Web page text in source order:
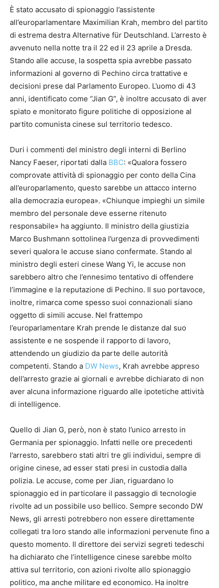
È stato accusato di spionaggio l’assistente
all’europarlamentare Maximilian Krah, membro del partito
di estrema destra Alternative für Deutschland. L’arresto è
avvenuto nella notte tra il 22 ed il 23 aprile a Dresda.
Stando alle accuse, la sospetta spia avrebbe passato
informazioni al governo di Pechino circa trattative e
decisioni prese dal Parlamento Europeo. L’uomo di 43
anni, identificato come “Jian G”, è inoltre accusato di aver
spiato e monitorato figure politiche di opposizione al
partito comunista cinese sul territorio tedesco.
Duri i commenti del ministro degli interni di Berlino
Nancy Faeser, riportati dalla BBC: «Qualora fossero
comprovate attività di spionaggio per conto della Cina
all’europarlamento, questo sarebbe un attacco interno
alla democrazia europea». «Chiunque impieghi un simile
membro del personale deve esserne ritenuto
responsabile» ha aggiunto. Il ministro della giustizia
Marco Bushmann sottolinea l’urgenza di provvedimenti
severi qualora le accuse siano confermate. Stando al
ministro degli esteri cinese Wang Yi, le accuse non
sarebbero altro che l’ennesimo tentativo di offendere
l’immagine e la reputazione di Pechino. Il suo portavoce,
inoltre, rimarca come spesso suoi connazionali siano
oggetto di simili accuse. Nel frattempo
l’europarlamentare Krah prende le distanze dal suo
assistente e ne sospende il rapporto di lavoro,
attendendo un giudizio da parte delle autorità
competenti. Stando a DW News, Krah avrebbe appreso
dell’arresto grazie ai giornali e avrebbe dichiarato di non
aver alcuna informazione riguardo alle ipotetiche attività
di intelligence.
Quello di Jian G, però, non è stato l’unico arresto in
Germania per spionaggio. Infatti nelle ore precedenti
l’arresto, sarebbero stati altri tre gli individui, sempre di
origine cinese, ad esser stati presi in custodia dalla
polizia. Le accuse, come per Jian, riguardano lo
spionaggio ed in particolare il passaggio di tecnologie
rivolte ad un possibile uso bellico. Sempre secondo DW
News, gli arresti potrebbero non essere direttamente
collegati tra loro stando alle informazioni pervenute fino a
questo momento. Il direttore dei servizi segreti tedeschi
ha dichiarato che l’intelligence cinese sarebbe molto
attiva sul territorio, con azioni rivolte allo spionaggio
politico, ma anche militare ed economico. Ha inoltre